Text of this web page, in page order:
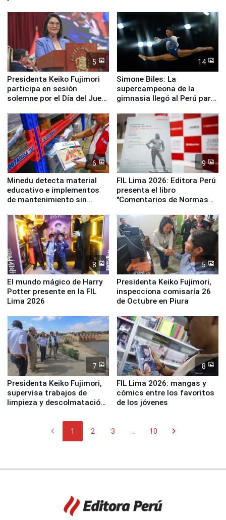
5
Presidenta Keiko Fujimori
participa en sesión
solemne por el Día del Juez
14
Simone Biles: La
supercampeona de la
gimnasia llegó al Perú para
Panamericanos Lima 2027
6
Minedu detecta material
educativo e implementos
de mantenimiento sin
la UGEL 2
9
FIL Lima 2026: Editora Perú
presenta el libro
"Comentarios de Normas
Derecho Colectivo"
8
El mundo mágico de Harry
Potter presente en la FIL
Lima 2026
5
Presidenta Keiko Fujimori,
inspecciona comisaría 26
de Octubre en Piura
7
Presidenta Keiko Fujimori,
supervisa trabajos de
limpieza y descolmatación
8
FIL Lima 2026: mangas y
cómics entre los favoritos
de los jóvenes
chevron_left 1 2 3 10 chevron_right